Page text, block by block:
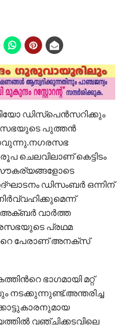
ഡിസ്പെന്‍സറിക്കും
പുത്തന്‍
ചെലവിലാണ് കെട്ടിടം
സൗകര്യങ്ങളോടെ
ഡിസംബര്‍ ഒന്നിന്
വാർത്ത
പ്രഥമ
പേരാണ് അനക്സ്
ഭാഗമായി മറ്റ്
നടക്കുന്നുണ്ട്.അന്തരിച്ച
വഞ്ചിക്കടവിലെ